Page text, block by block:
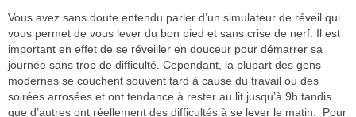
Vous avez sans doute entendu parler d’un simulateur de réveil qui
vous permet de vous lever du bon pied et sans crise de nerf. Il est
important en effet de se réveiller en douceur pour démarrer sa
journée sans trop de difficulté. Cependant, la plupart des gens
modernes se couchent souvent tard à cause du travail ou des
soirées arrosées et ont tendance à rester au lit jusqu’à 9h tandis
que d’autres ont réellement des difficultés à se lever le matin. Pour